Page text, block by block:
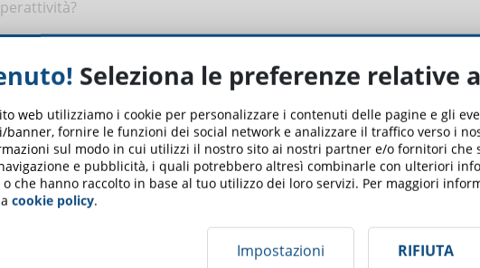
ha cambiato l’eLearning
ha mostrato le sue immense potenzialità. Come è cambiato il settore
mentale
Seleziona le preferenze relative
web utilizziamo i cookie per personalizzare i contenuti delle pagine e gli
fornire le funzioni dei social network e analizzare il traffico verso i
sul modo in cui utilizzi il nostro sito ai nostri partner e/o fornitori che
e pubblicità, i quali potrebbero altresì combinarle con ulteriori
che hanno raccolto in base al tuo utilizzo dei loro servizi. Per maggiori
cookie policy.
Impostazioni RIFIUTA